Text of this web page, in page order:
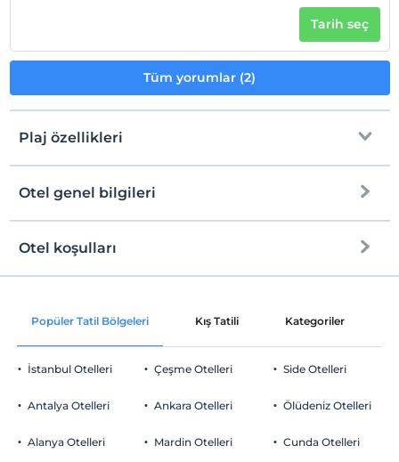
Tarih seç
Tüm yorumlar (2)
Plaj özellikleri
Plaja 20 metre mesafededir
Kum plaj
Otel genel bilgileri
Ortak alanlar ve tüm odalar
Otopark
Otel koşulları
Check/in
Check/out
En geç saat 12:00 ve öncesi
Evcil Hayvan
Popüler Tatil Bölgeleri Kış Tatili Kategoriler
İstanbul Otelleri
Antalya Otelleri
Alanya Otelleri
Çeşme Otelleri
Ankara Otelleri
Mardin Otelleri
Side Otelleri
Ölüdeniz Otelleri
Cunda Otelleri